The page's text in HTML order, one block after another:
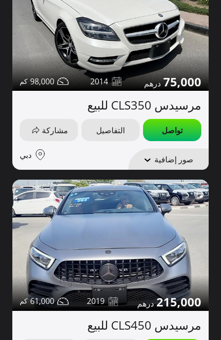
75,000
2014
98,000
مرسيدس CLS350 للبيع
تواصل التفاصيل مشاركة
صور إضافية دبي
215,000
2019
61,000
مرسيدس CLS450 للبيع